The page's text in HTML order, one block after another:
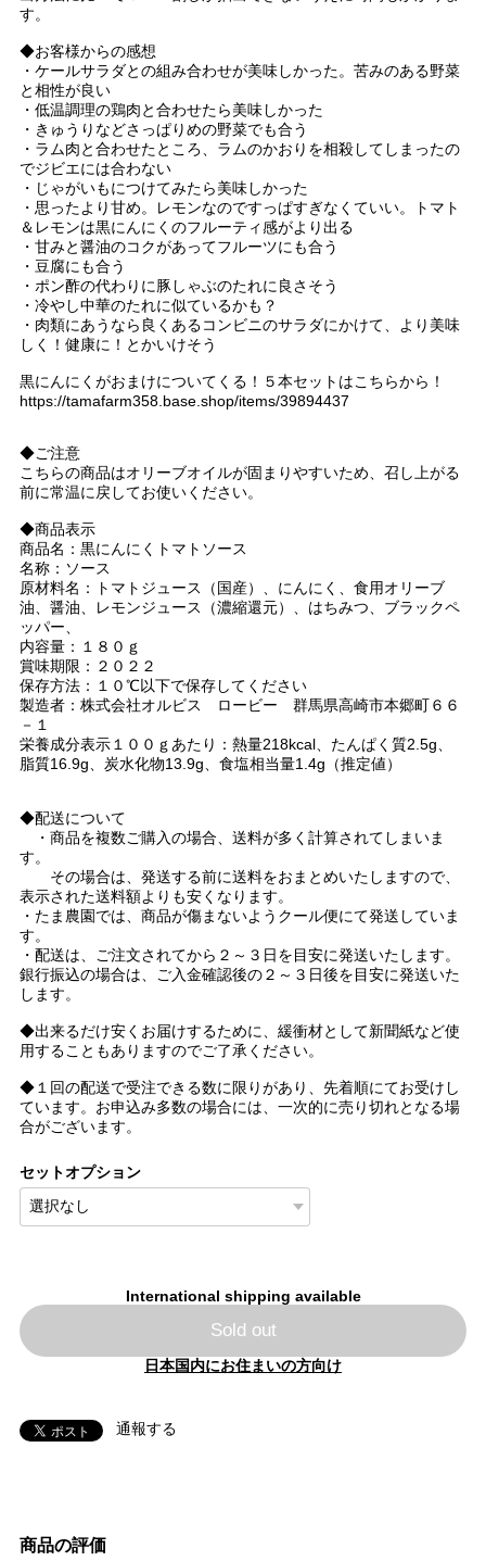
す。
◆お客様からの感想
・ケールサラダとの組み合わせが美味しかった。苦みのある野菜
と相性が良い
・低温調理の鶏肉と合わせたら美味しかった
・きゅうりなどさっぱりめの野菜でも合う
・ラム肉と合わせたところ、ラムのかおりを相殺してしまったの
でジビエには合わない
・じゃがいもにつけてみたら美味しかった
・思ったより甘め。レモンなのですっぱすぎなくていい。トマト
＆レモンは黒にんにくのフルーティ感がより出る
・甘みと醤油のコクがあってフルーツにも合う
・豆腐にも合う
・ポン酢の代わりに豚しゃぶのたれに良さそう
・冷やし中華のたれに似ているかも？
・肉類にあうなら良くあるコンビニのサラダにかけて、より美味
しく！健康に！とかいけそう
黒にんにくがおまけについてくる！５本セットはこちらから！
https://tamafarm358.base.shop/items/39894437
◆ご注意
こちらの商品はオリーブオイルが固まりやすいため、召し上がる
前に常温に戻してお使いください。
◆商品表示
商品名：黒にんにくトマトソース
名称：ソース
原材料名：トマトジュース（国産）、にんにく、食用オリーブ
油、醤油、レモンジュース（濃縮還元）、はちみつ、ブラックペ
ッパー、
内容量：１８０ｇ
賞味期限：２０２２
保存方法：１０℃以下で保存してください
製造者：株式会社オルビス ロービー 群馬県高崎市本郷町６６
－１
栄養成分表示１００ｇあたり：熱量218kcal、たんぱく質2.5g、
脂質16.9g、炭水化物13.9g、食塩相当量1.4g（推定値）
◆配送について
・商品を複数ご購入の場合、送料が多く計算されてしまいま
す。
その場合は、発送する前に送料をおまとめいたしますので、
表示された送料額よりも安くなります。
・たま農園では、商品が傷まないようクール便にて発送していま
す。
・配送は、ご注文されてから２～３日を目安に発送いたします。
銀行振込の場合は、ご入金確認後の２～３日後を目安に発送いた
します。
◆出来るだけ安くお届けするために、緩衝材として新聞紙など使
用することもありますのでご了承ください。
◆１回の配送で受注できる数に限りがあり、先着順にてお受けし
ています。お申込み多数の場合には、一次的に売り切れとなる場
合がございます。
セットオプション
International shipping available
Sold out
日本国内にお住まいの方向け
通報する
商品の評価